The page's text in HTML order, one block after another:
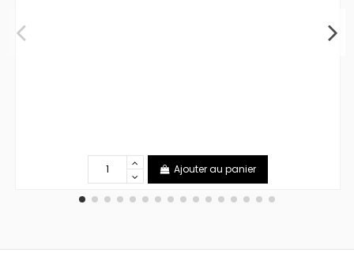
Ajouter au panier